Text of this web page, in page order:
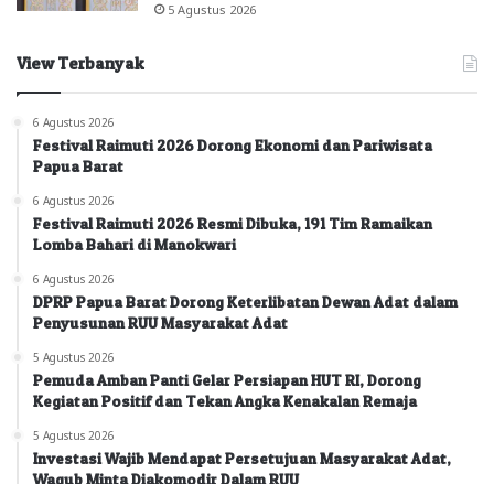
5 Agustus 2026
View Terbanyak
6 Agustus 2026
Festival Raimuti 2026 Dorong Ekonomi dan Pariwisata
Papua Barat
6 Agustus 2026
Festival Raimuti 2026 Resmi Dibuka, 191 Tim Ramaikan
Lomba Bahari di Manokwari
6 Agustus 2026
DPRP Papua Barat Dorong Keterlibatan Dewan Adat dalam
Penyusunan RUU Masyarakat Adat
5 Agustus 2026
Pemuda Amban Panti Gelar Persiapan HUT RI, Dorong
Kegiatan Positif dan Tekan Angka Kenakalan Remaja
5 Agustus 2026
Investasi Wajib Mendapat Persetujuan Masyarakat Adat,
Wagub Minta Diakomodir Dalam RUU